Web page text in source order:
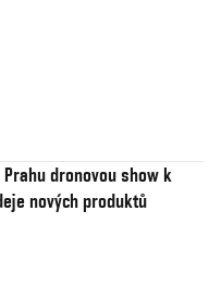
dronovou show k
nových produktů